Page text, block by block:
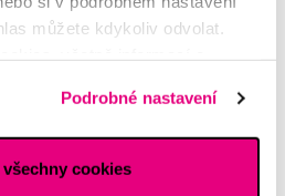
můžete kdykoliv odvolat.
Podrobné nastavení
cookies